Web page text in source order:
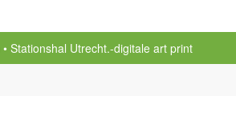
Stationshal Utrecht.-digitale art print